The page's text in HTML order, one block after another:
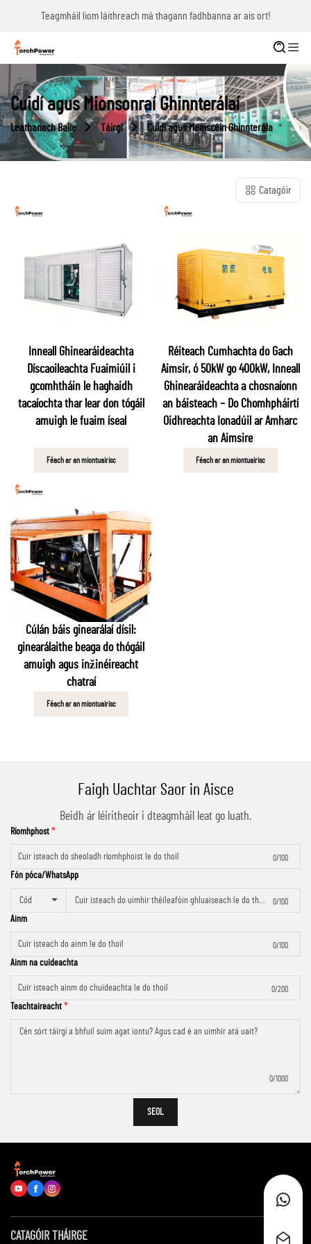
Teagmháil liom láithreach má thagann fadhbanna ar ais ort!
Cuidí agus Mionsonraí Ghinnterálaí
Leathanach Baile Táirgí Cuidí agus Meaiscéin Ghinnterála
Catagóir
Inneall Ghinearáideachta
Díscaoileachta Fuaimiúil i
gcomhtháin le haghaidh
tacaíochta thar lear don tógáil
amuigh le fuaim íseal
Féach ar an miontuairisc
Réiteach Cumhachta do Gach
Aimsir, ó 50kW go 400kW, Inneall
Ghinearáideachta a chosnaíonn
an báisteach – Do Chomhpháirtí
Oidhreachta Ionadúil ar Amharc
an Aimsire
Féach ar an miontuairisc
Cúlán báis ginearálaí dísil:
ginearálaithe beaga do thógáil
amuigh agus inžinéireacht
chatraí
Féach ar an miontuairisc
Faigh Uachtar Saor in Aisce
Beidh ár léiritheoir i dteagmháil leat go luath.
Ríomhphost
0/100
Fón póca/WhatsApp
Cód 0/100
Ainm
0/100
Ainm na cuideachta
0/200
Teachtaireacht
0/1000
SEOL
CATAGÓIR THÁIRGE